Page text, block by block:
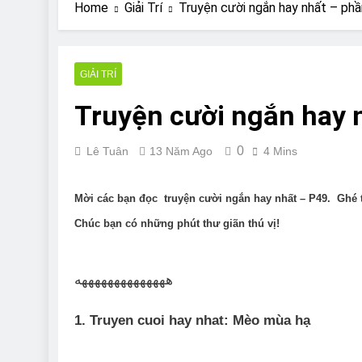
Are Bulldogs
7 Năm Ago
Can Bulldogs
7 Năm Ago
Home Giải Trí Truyện cười ngắn hay nhất –
GIẢI TRÍ
Truyện cười ngắn hay
Lê Tuân 13 Năm Ago 0 4 Mins
Mời các bạn đọc truyện cười ngắn hay nhất – P49. Ghé
Chúc bạn có những phút thư giãn thú vị!
ههههههههههههههه
1. Truyen cuoi hay nhat: Mèo mùa hạ